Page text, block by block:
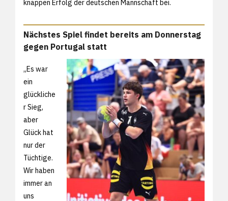
knappen Erfolg der deutschen Mannschaft bei.
Nächstes Spiel findet bereits am Donnerstag
gegen Portugal statt
„Es war
ein
glückliche
r Sieg,
aber
Glück hat
nur der
Tüchtige.
Wir haben
immer an
uns